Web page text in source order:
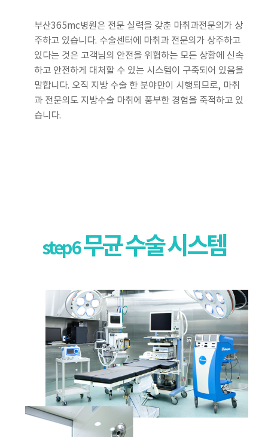
부산365mc병원은 전문 실력을 갖춘 마취과전문의가 상
주하고 있습니다. 수술센터에 마취과 전문의가 상주하고
있다는 것은 고객님의 안전을 위협하는 모든 상황에 신속
하고 안전하게 대처할 수 있는 시스템이 구축되어 있음을
말합니다. 오직 지방 수술 한 분야만이 시행되므로, 마취
과 전문의도 지방수술 마취에 풍부한 경험을 축적하고 있
습니다.
step 6무균 수술 시스템